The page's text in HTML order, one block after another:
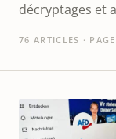
décryptages et
76 ARTICLES ·